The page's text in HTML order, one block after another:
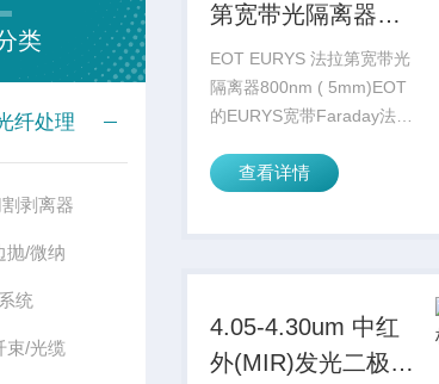
类
纤处理
剥离器
抛/微纳
统
束/光缆
第宽带光隔离器
800nm ( 5mm)
EOT EURYS 法拉第宽带光
隔离器800nm ( 5mm)EOT
的EURYS宽带Faraday法拉
线性偏振的前提下，在
上的偏振态旋转90...
查看详情
4.05-4.30um 中红
外(MIR)发光二极管